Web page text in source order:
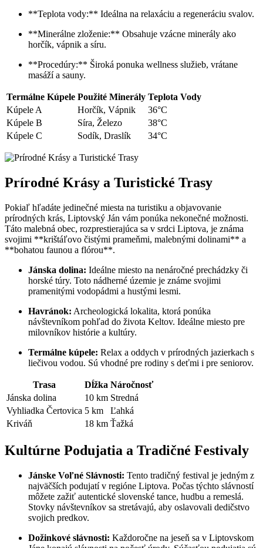
**Teplota vody:** Ideálna na relaxáciu a regeneráciu svalov.
**Minerálne zloženie:** Obsahuje vzácne minerály ako
horčík, vápnik a síru.
**Procedúry:** Široká ponuka wellness služieb, vrátane
masáží a sauny.
Termálne Kúpele Použité Minerály Teplota Vody
Kúpele A
Horčík, Vápnik
36°C
Kúpele B
Síra, Železo
38°C
Kúpele C
Sodík, Draslík 34°C
Prírodné Krásy a Turistické Trasy
Pokiaľ hľadáte jedinečné miesta na turistiku a objavovanie
prírodných krás, Liptovský Ján vám ponúka nekonečné možnosti.
Táto malebná obec, rozprestierajúca sa v srdci Liptova, je známa
svojimi **krištáľovo čistými prameňmi, malebnými dolinami** a
**bohatou faunou a flórou**.
Jánska dolina: Ideálne miesto na nenáročné prechádzky či
horské túry. Toto nádherné územie je známe svojimi
pramenitými vodopádmi a hustými lesmi.
Havránok: Archeologická lokalita, ktorá ponúka
návštevníkom pohľad do života Keltov. Ideálne miesto pre
milovníkov histórie a kultúry.
Termálne kúpele: Relax a oddych v prírodných jazierkach s
liečivou vodou. Sú vhodné pre rodiny s deťmi i pre seniorov.
Trasa Dĺžka Náročnosť
Jánska dolina
10 km Stredná
Vyhliadka Čertovica 5 km
Ľahká
Kriváň
18 km Ťažká
Kultúrne Podujatia a Tradičné Festivaly
Jánske Voľné Slávnosti: Tento tradičný festival je jedným z
najväčších podujatí v regióne Liptova. Počas týchto slávností
môžete zažiť autentické slovenské tance, hudbu a remeslá.
Stovky návštevníkov sa stretávajú, aby oslavovali dedičstvo
svojich predkov.
Dožinkové slávnosti: Každoročne na jeseň sa v Liptovskom